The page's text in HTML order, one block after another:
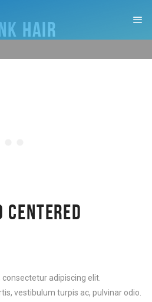
HAIR
CENTERED
consectetur adipiscing elit.
vestibulum turpis ac, pulvinar odio.